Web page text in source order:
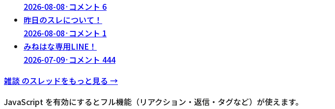
2026-08-08· コメント 6
昨日のスレについて！
2026-08-08· コメント 1
みねはな専用LINE！
2026-07-09· コメント 444
雑談 のスレッドをもっと見る →
JavaScript を有効にするとフル機能（リアクション・返信・タグなど）が使えます。